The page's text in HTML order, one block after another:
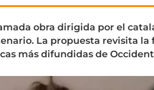
obra dirigida por el
La propuesta revisita la
más difundidas de